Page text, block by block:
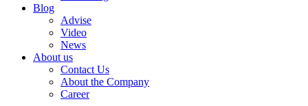
Blog
Advise
Video
News
About us
Contact Us
About the Company
Career